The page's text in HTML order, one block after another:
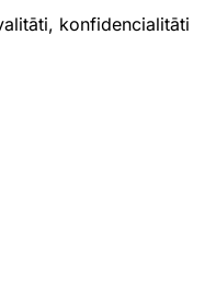
konfidencialitāti